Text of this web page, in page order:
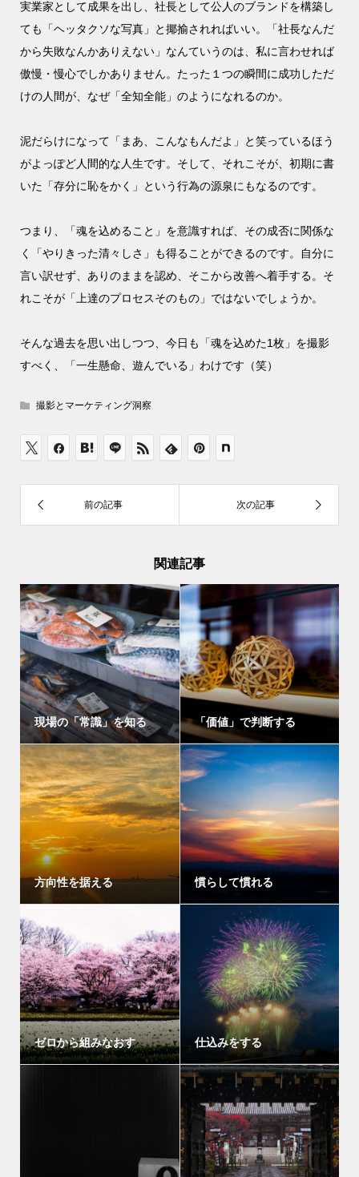
実業家として成果を出し、社長として公人のブランドを構築し
ても「ヘッタクソな写真」と揶揄されればいい。「社長なんだ
から失敗なんかありえない」なんていうのは、私に言わせれば
傲慢・慢心でしかありません。たった１つの瞬間に成功しただ
けの人間が、なぜ「全知全能」のようになれるのか。
泥だらけになって「まあ、こんなもんだよ」と笑っているほう
がよっぽど人間的な人生です。そして、それこそが、初期に書
いた「存分に恥をかく」という行為の源泉にもなるのです。
つまり、「魂を込めること」を意識すれば、その成否に関係な
く「やりきった清々しさ」も得ることができるのです。自分に
言い訳せず、ありのままを認め、そこから改善へ着手する。そ
れこそが「上達のプロセスそのもの」ではないでしょうか。
そんな過去を思い出しつつ、今日も「魂を込めた1枚」を撮影
すべく、「一生懸命、遊んでいる」わけです（笑）
撮影とマーケティング洞察
関連記事
現場の「常識」を知る 「価値」で判断する
方向性を据える 慣らして慣れる
ゼロから組みなおす 仕込みをする